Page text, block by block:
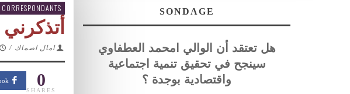
CORRESPONDANTS
امال اصماك /
0
SHARES
SONDAGE
هل تعتقد أن الوالي امحمد العطفاوي
سينجح في تحقيق تنمية اجتماعية
واقتصادية بوجدة ؟